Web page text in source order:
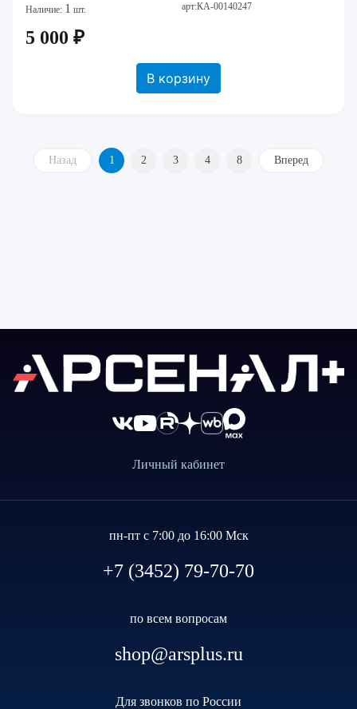
Наличие: 1 шт. арт:КА-00140247
5 000 ₽
В корзину
Назад 1 2 3 4 8 Вперед
Личный кабинет
пн-пт с 7:00 до 16:00 Мск
+7 (3452) 79-70-70
по всем вопросам
shop@arsplus.ru
Для звонков по России